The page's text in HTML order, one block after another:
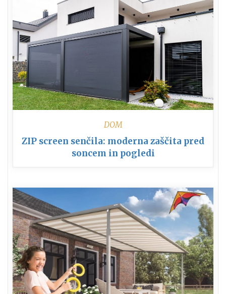
DOM
ZIP screen senčila: moderna zaščita pred
soncem in pogledi